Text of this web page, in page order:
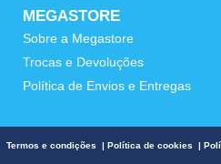
MEGASTORE
Sobre a Megastore
Trocas e Devoluções
Política de Envios e Entregas
Termos e condições | Política de cookies |